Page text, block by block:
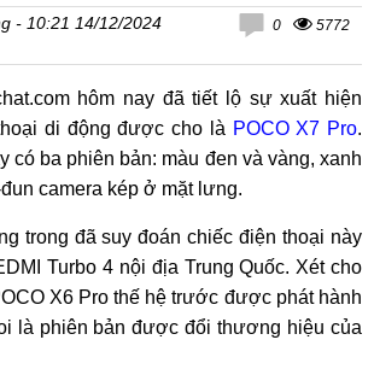
- 10:21 14/12/2024
0 5772
hôm nay đã tiết lộ sự xuất hiện
di động được cho là POCO X7 Pro.
có ba phiên bản: màu đen và vàng, xanh
camera kép ở mặt lưng.
trong đã suy đoán chiếc điện thoại này
Turbo 4 nội địa Trung Quốc. Xét cho
X6 Pro thế hệ trước được phát hành
là phiên bản được đổi thương hiệu của